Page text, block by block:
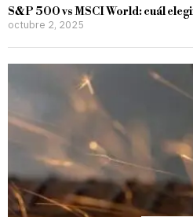
S&P 500 vs MSCI World: cuál
octubre 2, 2025